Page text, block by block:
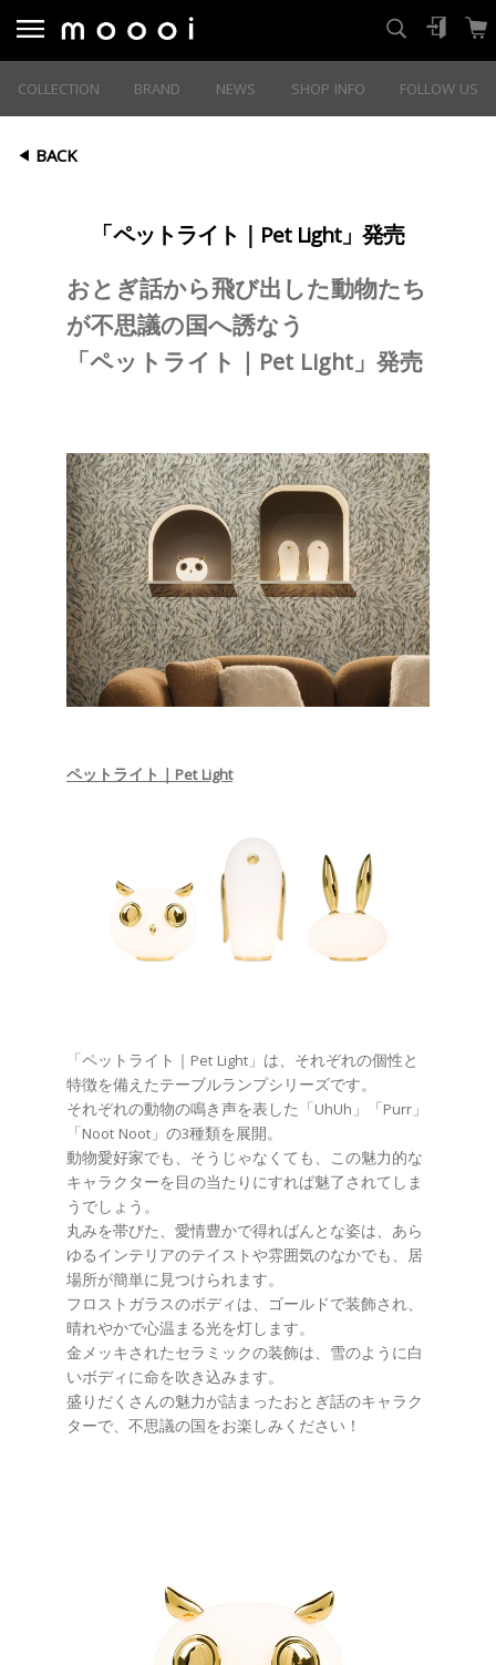
COLLECTION BRAND NEWS SHOP INFO FOLLOW US
BACK
「ペットライト｜Pet Light」発売
おとぎ話から飛び出した動物たち
が不思議の国へ誘なう
「ペットライト｜Pet Light」発売
ペットライト｜Pet Light
「ペットライト｜Pet Light」は、それぞれの個性と
特徴を備えたテーブルランプシリーズです。
それぞれの動物の鳴き声を表した「UhUh」「Purr」
「Noot Noot」の3種類を展開。
動物愛好家でも、そうじゃなくても、この魅力的な
キャラクターを目の当たりにすれば魅了されてしま
うでしょう。
丸みを帯びた、愛情豊かで得ればんとな姿は、あら
ゆるインテリアのテイストや雰囲気のなかでも、居
場所が簡単に見つけられます。
フロストガラスのボディは、ゴールドで装飾され、
晴れやかで心温まる光を灯します。
金メッキされたセラミックの装飾は、雪のように白
いボディに命を吹き込みます。
盛りだくさんの魅力が詰まったおとぎ話のキャラク
ターで、不思議の国をお楽しみください！